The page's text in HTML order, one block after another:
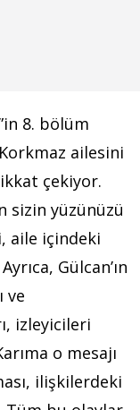
8. bölüm
ailesini
çekiyor.
sizin yüzünüzü
aile içindeki
Ayrıca, Gülcan’ın
ve
izleyicileri
o mesajı
ilişkilerdeki